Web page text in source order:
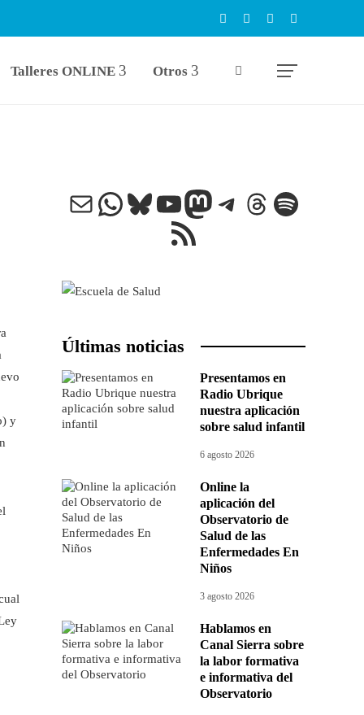
Talleres ONLINE Otros
y
Correo electrónico
WhatsApp
Bluesky
YouTube
Mastodon
Telegram
Threads
Spotify
Feed RSS
Últimas noticias
Presentamos en
Radio Ubrique
nuestra aplicación
sobre salud infantil
6 agosto 2026
Online la
aplicación del
Observatorio de
Salud de las
Enfermedades En
Niños
3 agosto 2026
Hablamos en
Canal Sierra sobre
la labor formativa
e informativa del
Observatorio